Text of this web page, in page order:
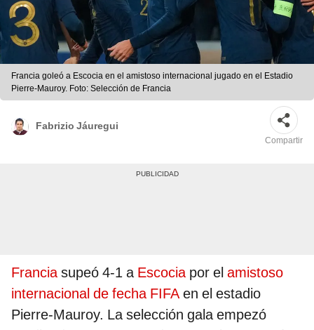
Francia goleó a Escocia en el amistoso internacional jugado en el Estadio
Pierre-Mauroy. Foto: Selección de Francia
Fabrizio Jáuregui
Compartir
Franciasupeó 4-1 a Escociapor el amistoso
internacional de fecha FIFAen el estadio
Pierre-Mauroy. La selección gala empezó